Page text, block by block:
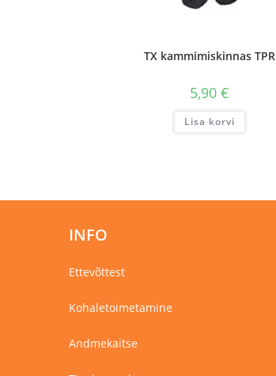
TX kammimiskinnas TPR
5,90€
Lisa korvi
INFO
Ettevõttest
Kohaletoimetamine
Andmekaitse